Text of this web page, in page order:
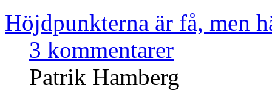
Höjdpunkterna är få, men
3 kommentarer
Patrik Hamberg